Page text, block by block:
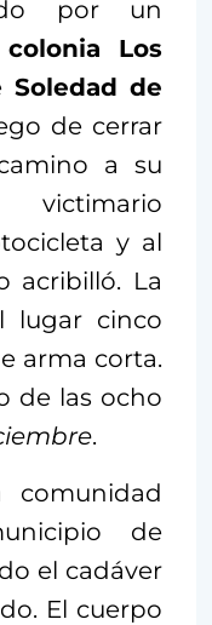
por un
colonia Los
Soledad de
de cerrar
a su
y al
acribilló. La
lugar cinco
arma corta.
de las ocho
.
de
el cadáver
El cuerpo